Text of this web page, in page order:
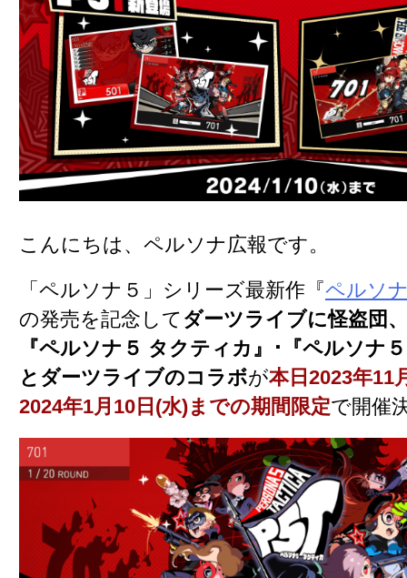
こんにちは、ペルソナ広報です。
「ペルソナ５」シリーズ最新作『ペルソ
の発売を記念して ダーツライブに怪盗団
『ペルソナ５ タクティカ』･『ペルソナ
とダーツライブのコラボが本日2023年11
2024年1月10日(水)までの期間限定で開催